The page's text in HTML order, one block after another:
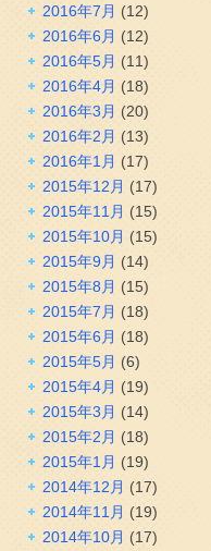
2016年7月 (12)
2016年6月 (12)
2016年5月 (11)
2016年4月 (18)
2016年3月 (20)
2016年2月 (13)
2016年1月 (17)
2015年12月 (17)
2015年11月 (15)
2015年10月 (15)
2015年9月 (14)
2015年8月 (15)
2015年7月 (18)
2015年6月 (18)
2015年5月 (6)
2015年4月 (19)
2015年3月 (14)
2015年2月 (18)
2015年1月 (19)
2014年12月 (17)
2014年11月 (19)
2014年10月 (17)